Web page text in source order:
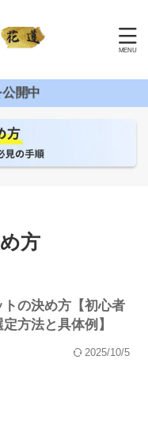
開中
方
の決め方【初心者
方法と具体例】
2025/10/5